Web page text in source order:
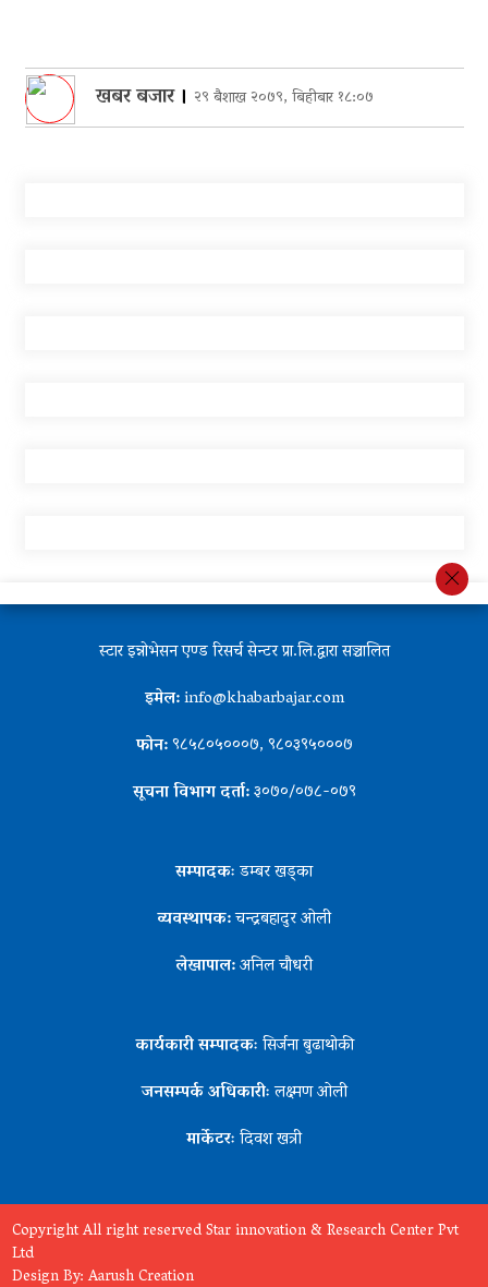
खबर बजार। २९ बैशाख २०७९, बिहीबार १८:०७
स्टार इन्नोभेसन एण्ड रिसर्च सेन्टर प्रा.लि.द्वारा सञ्चालित
इमेल:info@khabarbajar.com
फोन:९८५८०५०००७, ९८०३९५०००७
सूचना विभाग दर्ता:३०७०/०७८-०७९
सम्पादकःडम्बर खड्का
व्यवस्थापक:चन्द्रबहादुर ओली
लेखापाल:अनिल चौधरी
कार्यकारी सम्पादकःसिर्जना बुढाथोकी
जनसम्पर्क अधिकारीःलक्ष्मण ओली
मार्केटरःदिवश खत्री
Copyright All right reserved Star innovation & Research Center Pvt
Ltd
Design By:Aarush Creation